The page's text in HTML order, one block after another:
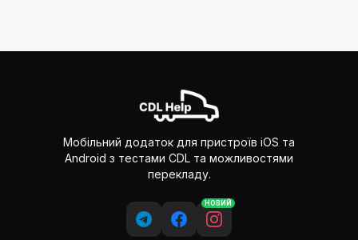
Мобільний додаток для пристроїв iOS та
Android з тестами CDL та можливостями
перекладу.
НОВИЙ